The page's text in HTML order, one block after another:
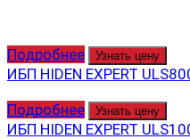
Подробнее Узнать цену
ИБП HIDEN EXPERT
Подробнее
Узнать цену
ИБП HIDEN EXPERT